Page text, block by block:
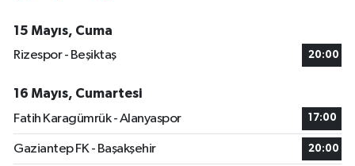
15 Mayıs, Cuma
Rizespor - Beşiktaş
20:00
16 Mayıs, Cumartesi
Fatih Karagümrük - Alanyaspor
17:00
Gaziantep FK - Başakşehir 20:00